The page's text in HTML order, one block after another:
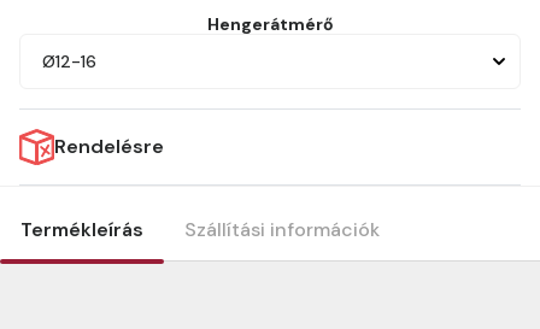
Hengerátmérő
Ø12-16
Rendelésre
Termékleírás Szállítási információk